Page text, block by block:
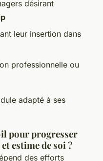
désirant
leur insertion dans
professionnelle ou
adapté à ses
pour progresser
estime de soi ?
des efforts